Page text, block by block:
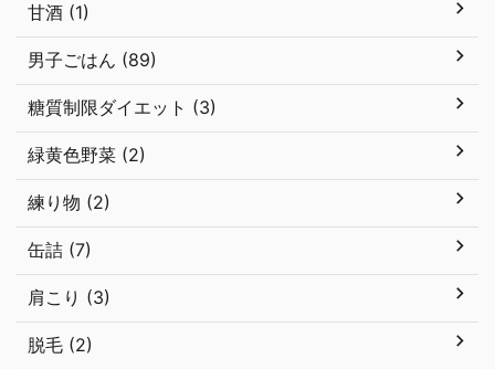
甘酒 (1)
男子ごはん (89)
糖質制限ダイエット (3)
緑黄色野菜 (2)
練り物 (2)
缶詰 (7)
肩こり (3)
脱毛 (2)